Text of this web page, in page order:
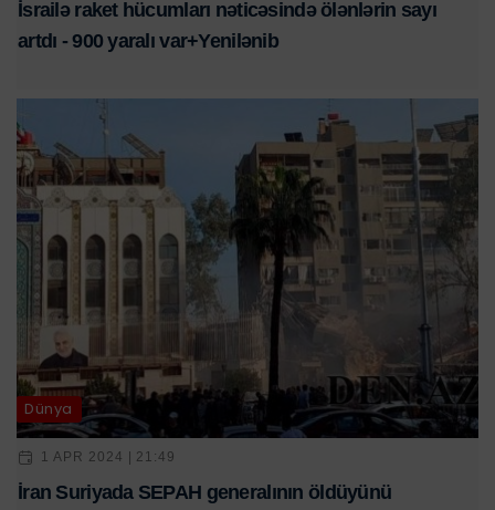
İsrailə raket hücumları nəticəsində ölənlərin sayı
artdı - 900 yaralı var+Yenilənib
Dünya
1 APR 2024 | 21:49
İran Suriyada SEPAH generalının öldüyünü